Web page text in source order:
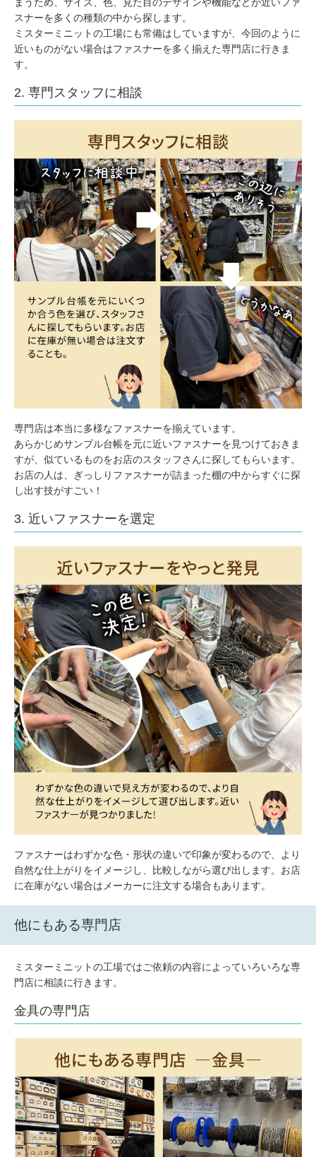
スナーを多くの種類の中から探します。
ミスターミニットの工場にも常備はしていますが、今回のように
近いものがない場合はファスナーを多く揃えた専門店に行きま
す。
2. 専門スタッフに相談
専門店は本当に多様なファスナーを揃えています。
あらかじめサンプル台帳を元に近いファスナーを見つけておきま
すが、似ているものをお店のスタッフさんに探してもらいます。
お店の人は、ぎっしりファスナーが詰まった棚の中からすぐに探
し出す技がすごい！
3. 近いファスナーを選定
ファスナーはわずかな色・形状の違いで印象が変わるので、より
自然な仕上がりをイメージし、比較しながら選び出します。お店
に在庫がない場合はメーカーに注文する場合もあります。
他にもある専門店
ミスターミニットの工場ではご依頼の内容によっていろいろな専
門店に相談に行きます。
金具の専門店